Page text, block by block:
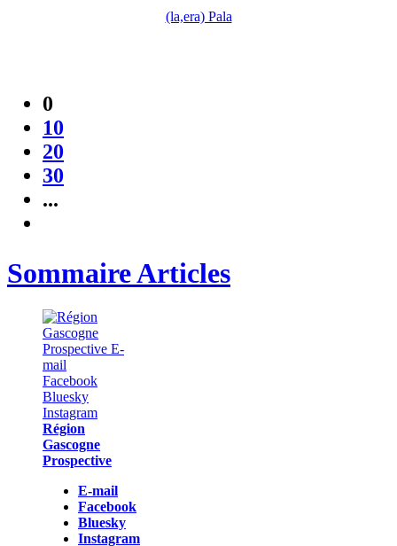
(la,era) Pala
0
10
20
30
...
Sommaire Articles
Région
Gascogne
Prospective
E-mail
Facebook
Bluesky
Instagram